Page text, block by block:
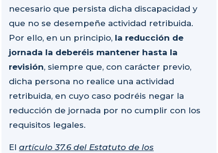
necesario que persista dicha discapacidad y
que no se desempeñe actividad retribuida.
Por ello, en un principio, la reducción de
jornada la deberéis mantener hasta la
revisión, siempre que, con carácter previo,
dicha persona no realice una actividad
retribuida, en cuyo caso podréis negar la
reducción de jornada por no cumplir con los
requisitos legales.
El artículo 37.6 del Estatuto de los